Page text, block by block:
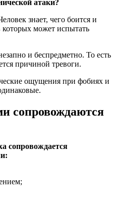
атаки?
знает, чего боится и
которых может испытать
и беспредметно. То есть
причиной тревоги.
ощущения при фобиях и
сопровождаются
сопровождается